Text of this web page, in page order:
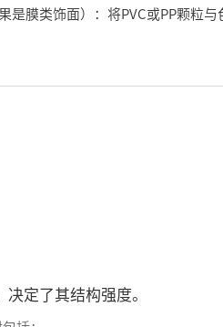
是膜类饰面）：将PVC或PP颗粒
定了其结构强度。